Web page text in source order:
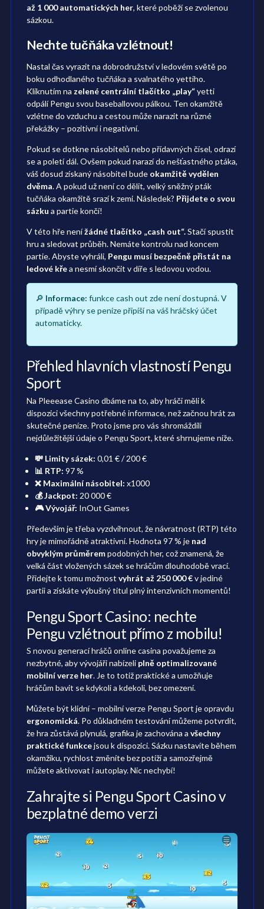
až 1 000 automatických her, které poběží se zvolenou
sázkou.
Nechte tučňáka vzlétnout!
Nastal čas vyrazit na dobrodružství v ledovém světě po
boku odhodlaného tučňáka a svalnatého yettiho.
Kliknutím na zelené centrální tlačítko „play“yetti
odpálí Pengu svou baseballovou pálkou. Ten okamžitě
vzlétne do vzduchu a cestou může narazit na různé
překážky – pozitivní i negativní.
Pokud se dotkne násobitelů nebo přídavných čísel, odrazí
se a poletí dál. Ovšem pokud narazí do nešťastného ptáka,
váš dosud získaný násobitel bude okamžitě vydělen
dvěma. A pokud už není co dělit, velký sněžný pták
tučňáka okamžitě srazí k zemi. Následek? Přijdete o svou
sázku a partie končí!
V této hře nenížádné tlačítko „cash out“.Stačí spustit
hru a sledovat průběh. Nemáte kontrolu nad koncem
partie. Abyste vyhráli, Pengu musí bezpečně přistát na
ledové křea nesmí skončit v díře s ledovou vodou.
🔎 Informace: funkce cash out zde není dostupná. V
případě výhry se peníze připíší na váš hráčský účet
automaticky.
Přehled hlavních vlastností Pengu
Sport
Na Pleeease Casino dbáme na to, aby hráči měli k
dispozici všechny potřebné informace, než začnou hrát za
skutečné peníze. Proto jsme pro vás shromáždili
nejdůležitější údaje o Pengu Sport, které shrnujeme níže.
💸 Limity sázek: 0,01 € / 200 €
📊 RTP: 97 %
❌ Maximální násobitel: x1000
💰 Jackpot: 20 000 €
🎮 Vývojář: InOut Games
Především je třeba vyzdvihnout, že návratnost (RTP) této
hry je mimořádně atraktivní. Hodnota 97 % je nad
obvyklým průměrempodobných her, což znamená, že
velká část vložených sázek se hráčům dlouhodobě vrací.
Přidejte k tomu možnost vyhrát až 250 000 €v jediné
partii a získáte výbušný titul plný intenzivních momentů!
Pengu Sport Casino: nechte
Pengu vzlétnout přímo z mobilu!
S novou generací hráčů online casina považujeme za
nezbytné, aby vývojáři nabízeli plně optimalizované
mobilní verze her. Je to totiž praktické a umožňuje
hráčům bavit se kdykoli a kdekoli, bez omezení.
Můžete být klidní – mobilní verze Pengu Sport je opravdu
ergonomická. Po důkladném testování můžeme potvrdit,
že hra zůstává plynulá, grafika je zachována a všechny
praktické funkcejsou k dispozici. Sázku nastavíte během
okamžiku, rychlost změníte bez potíží a samozřejmě
můžete aktivovat i autoplay. Nic nechybí!
Zahrajte si Pengu Sport Casino v
bezplatné demo verzi